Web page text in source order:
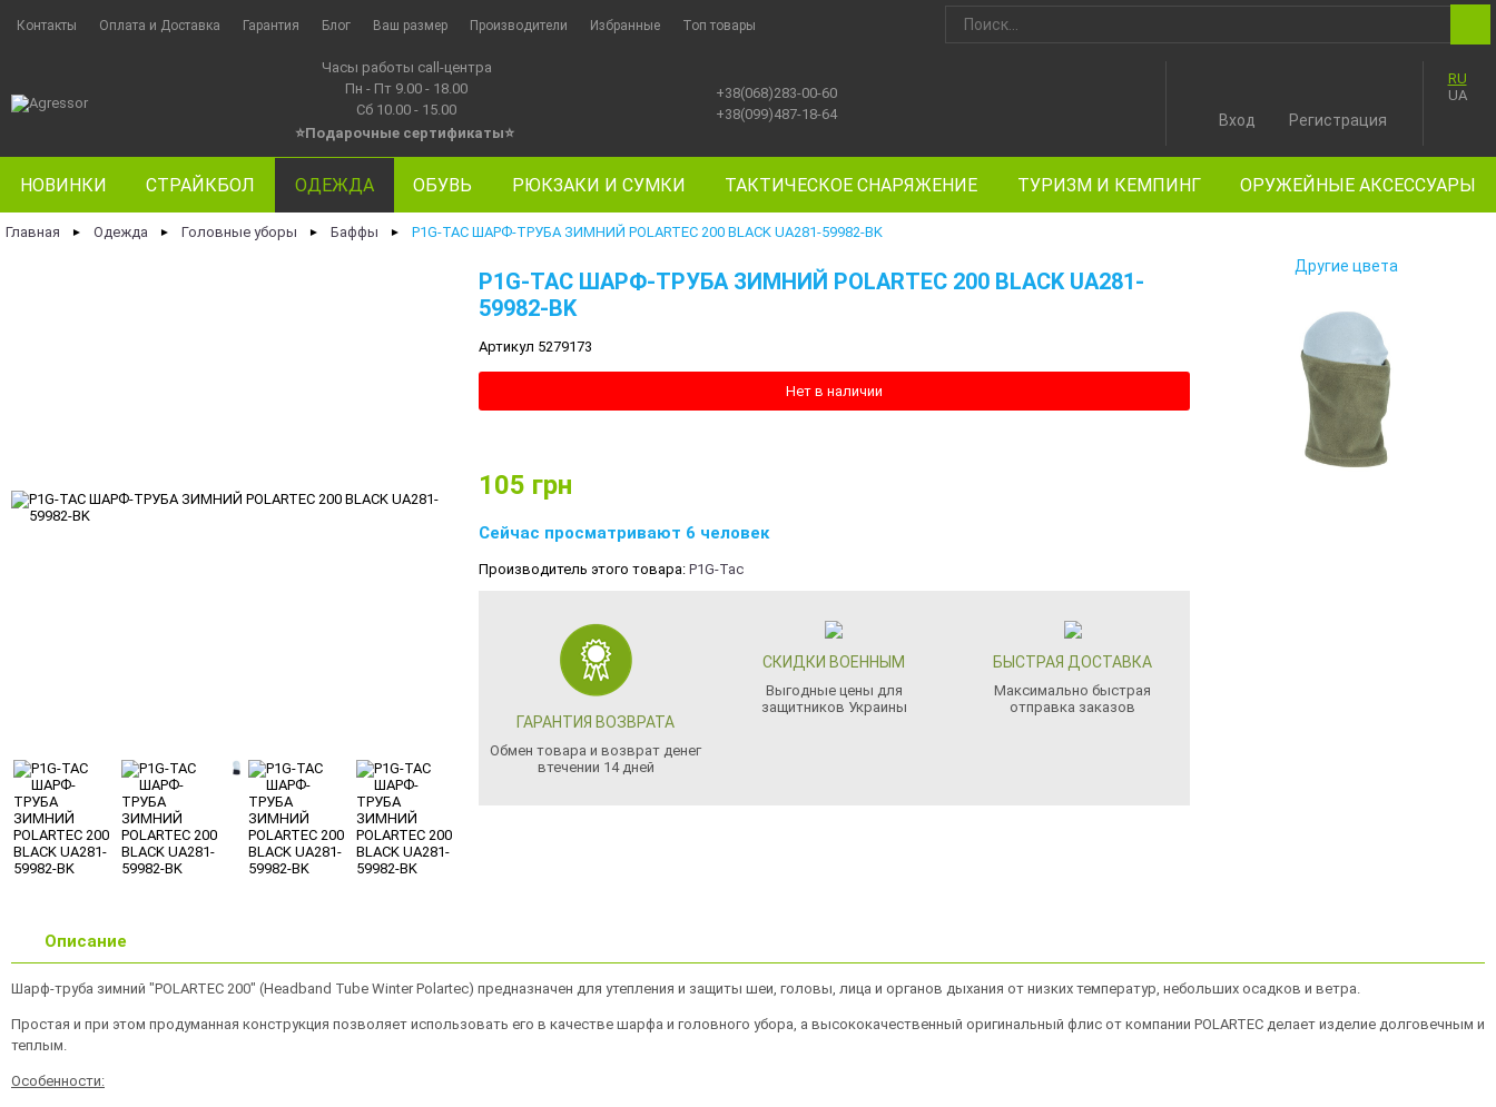
Контакты Оплата и Доставка Гарантия Блог Ваш размер Производители Избранные Топ товары
Часы работы call-центра
Пн - Пт 9.00 - 18.00
Сб 10.00 - 15.00
⭐Подарочные сертификаты⭐
+38(068)283-00-60
+38(099)487-18-64
RU
UA
Вход Регистрация
НОВИНКИ СТРАЙКБОЛ ОДЕЖДА ОБУВЬ РЮКЗАКИ И СУМКИ ТАКТИЧЕСКОЕ СНАРЯЖЕНИЕ ТУРИЗМ И КЕМПИНГ ОРУЖЕЙНЫЕ АКСЕССУАРЫ
Главная ► Одежда ► Головные уборы ► Баффы ► P1G-TAC ШАРФ-ТРУБА ЗИМНИЙ POLARTEC 200 BLACK UA281-59982-BK
P1G-TAC ШАРФ-ТРУБА ЗИМНИЙ POLARTEC 200 BLACK UA281-
59982-BK
Артикул 5279173
Нет в наличии
105 грн
Сейчас просматривают 6 человек
Производитель этого товара: P1G-Tac
ГАРАНТИЯ ВОЗВРАТА
Обмен товара и возврат денег
втечении 14 дней
СКИДКИ ВОЕННЫМ
Выгодные цены для
защитников Украины
БЫСТРАЯ ДОСТАВКА
Максимально быстрая
отправка заказов
Другие цвета
Описание
Шарф-труба зимний "POLARTEC 200" (Headband Tube Winter Polartec) предназначен для утепления и защиты шеи, головы, лица и органов дыхания от низких температур, небольших осадков и ветра.
Простая и при этом продуманная конструкция позволяет использовать его в качестве шарфа и головного убора, а высококачественный оригинальный флис от компании POLARTEC делает изделие долговечным и
теплым.
Особенности: